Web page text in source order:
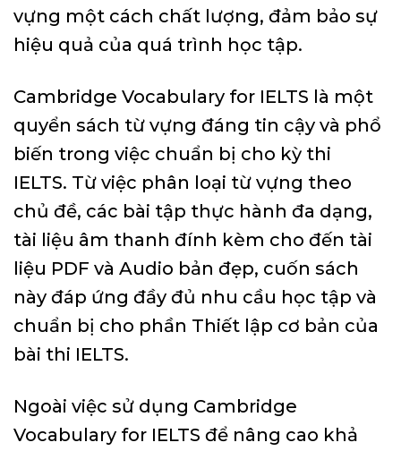
vựng một cách chất lượng, đảm bảo sự
hiệu quả của quá trình học tập.
Cambridge Vocabulary for IELTS là một
quyển sách từ vựng đáng tin cậy và phổ
biến trong việc chuẩn bị cho kỳ thi
IELTS. Từ việc phân loại từ vựng theo
chủ đề, các bài tập thực hành đa dạng,
tài liệu âm thanh đính kèm cho đến tài
liệu PDF và Audio bản đẹp, cuốn sách
này đáp ứng đầy đủ nhu cầu học tập và
chuẩn bị cho phần Thiết lập cơ bản của
bài thi IELTS.
Ngoài việc sử dụng Cambridge
Vocabulary for IELTS để nâng cao khả